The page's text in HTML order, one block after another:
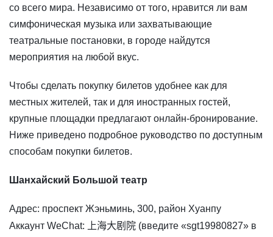
со всего мира. Независимо от того, нравится ли вам
симфоническая музыка или захватывающие
театральные постановки, в городе найдутся
мероприятия на любой вкус.
Чтобы сделать покупку билетов удобнее как для
местных жителей, так и для иностранных гостей,
крупные площадки предлагают онлайн-бронирование.
Ниже приведено подробное руководство по доступным
способам покупки билетов.
Шанхайский Большой театр
Адрес: проспект Жэньминь, 300, район Хуанпу
Аккаунт WeChat: 上海大剧院 (введите «sgt19980827» в